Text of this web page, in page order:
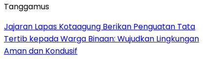
Tanggamus
Jajaran Lapas Kotaagung Berikan Penguatan Tata
Tertib kepada Warga Binaan: Wujudkan Lingkungan
Aman dan Kondusif